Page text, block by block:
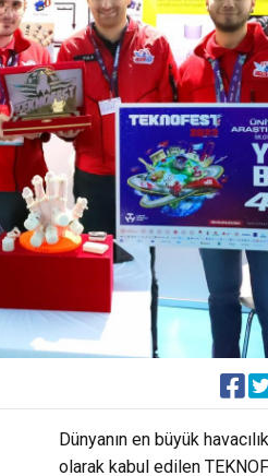
Dünyanın en büyük
olarak kabul edilen